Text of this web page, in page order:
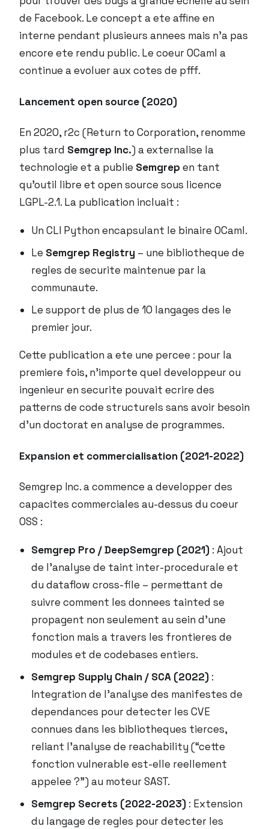
de Facebook. Le concept a ete affine en
interne pendant plusieurs annees mais n’a pas
encore ete rendu public. Le coeur OCaml a
continue a evoluer aux cotes de pfff.
Lancement open source (2020)
En 2020, r2c (Return to Corporation, renomme
plus tard Semgrep Inc.) a externalise la
technologie et a publie Semgrep en tant
qu’outil libre et open source sous licence
LGPL-2.1. La publication incluait :
Un CLI Python encapsulant le binaire OCaml.
Le Semgrep Registry – une bibliotheque de
regles de securite maintenue par la
communaute.
Le support de plus de 10 langages des le
premier jour.
Cette publication a ete une percee : pour la
premiere fois, n’importe quel developpeur ou
ingenieur en securite pouvait ecrire des
patterns de code structurels sans avoir besoin
d’un doctorat en analyse de programmes.
Expansion et commercialisation (2021-2022)
Semgrep Inc. a commence a developper des
capacites commerciales au-dessus du coeur
OSS :
Semgrep Pro / DeepSemgrep (2021) : Ajout
de l’analyse de taint inter-procedurale et
du dataflow cross-file – permettant de
suivre comment les donnees tainted se
propagent non seulement au sein d’une
fonction mais a travers les frontieres de
modules et de codebases entiers.
Semgrep Supply Chain / SCA (2022) :
Integration de l’analyse des manifestes de
dependances pour detecter les CVE
connues dans les bibliotheques tierces,
reliant l’analyse de reachability (“cette
fonction vulnerable est-elle reellement
appelee ?”) au moteur SAST.
Semgrep Secrets (2022-2023) : Extension
du langage de regles pour detecter les